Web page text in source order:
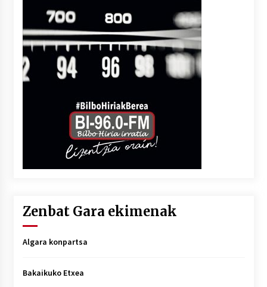
Zenbat Gara ekimenak
Algara konpartsa
Bakaikuko Etxea